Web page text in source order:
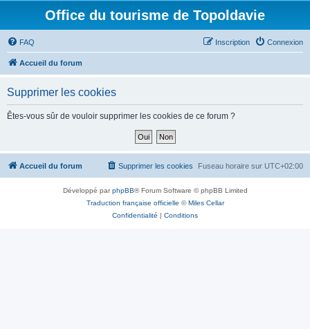
Office du tourisme de Topoldavie
FAQ Connexion
Inscription
Accueil du forum
Supprimer les cookies
Êtes-vous sûr de vouloir supprimer les cookies de ce forum ?
Accueil du forum Fuseau horaire sur UTC+02:00
Supprimer les cookies
Développé parphpBB® Forum Software © phpBB Limited
Traduction française officielle ©Miles Cellar
Confidentialité | Conditions